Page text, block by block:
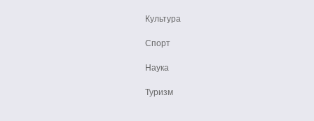
Культура
Спорт
Наука
Туризм